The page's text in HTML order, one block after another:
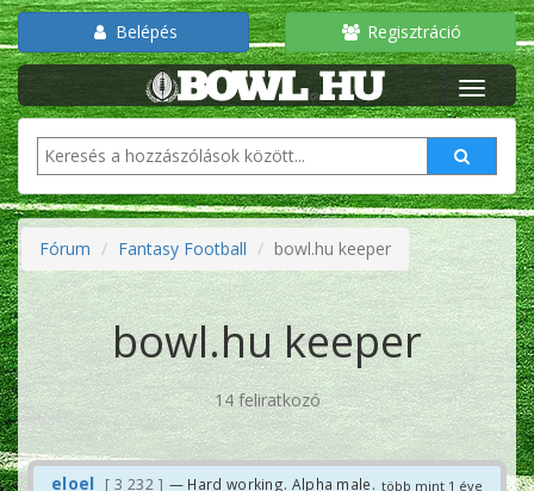
Belépés Regisztráció
Fórum Fantasy Football bowl.hu keeper
bowl.hu keeper
14 feliratkozó
több mint 1 éve
eloel 3 232
— Hard working. Alpha male.